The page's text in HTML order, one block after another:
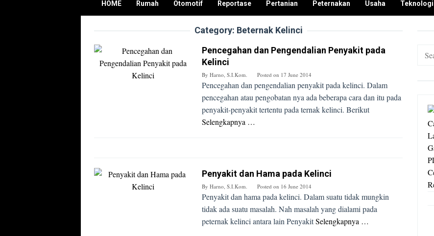
HOME Rumah Otomotif Reportase Pertanian Peternakan Usaha Teknologi
Category: Beternak Kelinci
Pencegahan dan Pengendalian Penyakit pada
Kelinci
By Harno, S.I.Kom. Posted on 17 June 2014
Pencegahan dan pengendalian penyakit pada kelinci. Dalam
pencegahan atau pengobatan nya ada beberapa cara dan itu pada
penyakit-penyakit tertentu pada ternak kelinci. Berikut
Selengkapnya …
Penyakit dan Hama pada Kelinci
By Harno, S.I.Kom. Posted on 16 June 2014
Penyakit dan hama pada kelinci. Dalam suatu tidak mungkin
tidak ada suatu masalah. Nah masalah yang dialami pada
peternak kelinci antara lain PenyakitSelengkapnya …
Search